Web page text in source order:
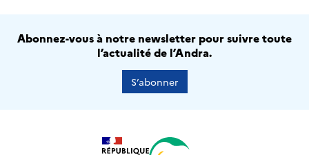
Abonnez-vous à notre newsletter pour suivre toute
l’actualité de l’Andra.
S’abonner